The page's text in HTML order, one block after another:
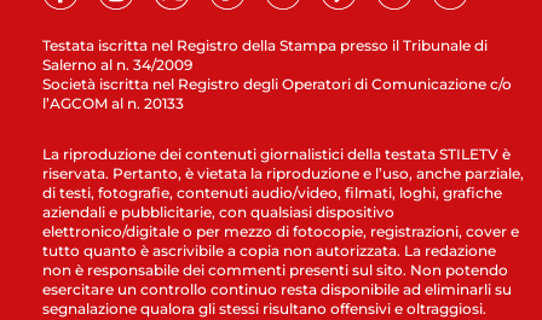
Testata iscritta nel Registro della Stampa presso il Tribunale di
Salerno al n. 34/2009
Società iscritta nel Registro degli Operatori di Comunicazione c/o
l’AGCOM al n. 20133
La riproduzione dei contenuti giornalistici della testata STILETV è
riservata. Pertanto, è vietata la riproduzione e l’uso, anche parziale,
di testi, fotografie, contenuti audio/video, filmati, loghi, grafiche
aziendali e pubblicitarie, con qualsiasi dispositivo
elettronico/digitale o per mezzo di fotocopie, registrazioni, cover e
tutto quanto è ascrivibile a copia non autorizzata. La redazione
non è responsabile dei commenti presenti sul sito. Non potendo
esercitare un controllo continuo resta disponibile ad eliminarli su
segnalazione qualora gli stessi risultano offensivi e oltraggiosi.